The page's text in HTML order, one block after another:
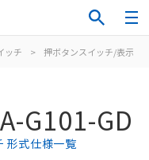
ッチ > 押ボタンスイッチ/表示灯
G101-GD
形式仕様一覧